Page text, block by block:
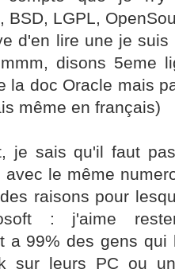
BSD, LGPL,
d'en lire une je
disons 5eme
la doc Oracle mais
même en français)
je sais qu'il faut
avec le même
raisons pour
: j'aime
a 99% des gens
sur leurs PC ou